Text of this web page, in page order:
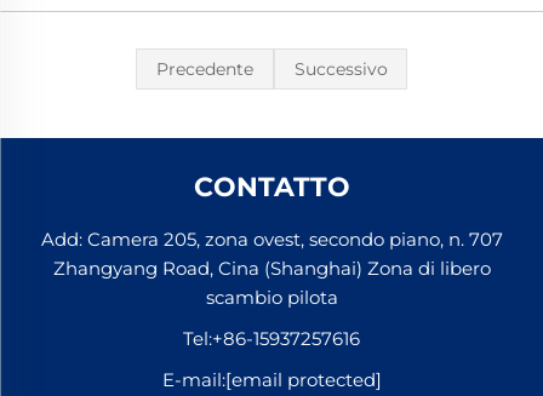
Precedente Successivo
CONTATTO
Add: Camera 205, zona ovest, secondo piano, n. 707
Zhangyang Road, Cina (Shanghai) Zona di libero
scambio pilota
Tel:+86-15937257616
E-mail:[email protected]